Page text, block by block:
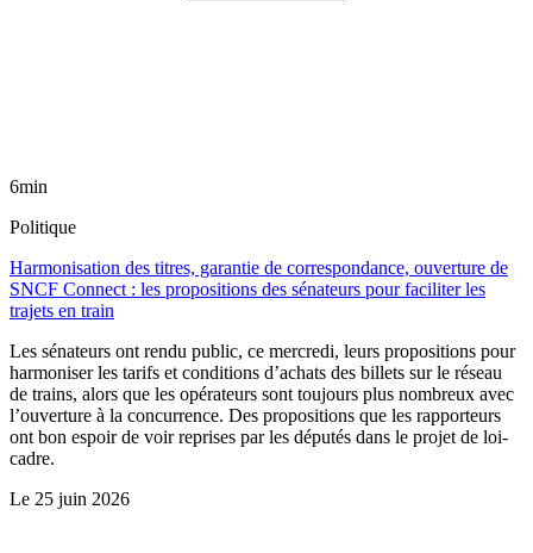
6min
Politique
Harmonisation des titres, garantie de correspondance, ouverture de
SNCF Connect : les propositions des sénateurs pour faciliter les
trajets en train
Les sénateurs ont rendu public, ce mercredi, leurs propositions pour
harmoniser les tarifs et conditions d’achats des billets sur le réseau
de trains, alors que les opérateurs sont toujours plus nombreux avec
l’ouverture à la concurrence. Des propositions que les rapporteurs
ont bon espoir de voir reprises par les députés dans le projet de loi-
cadre.
Le 25 juin 2026